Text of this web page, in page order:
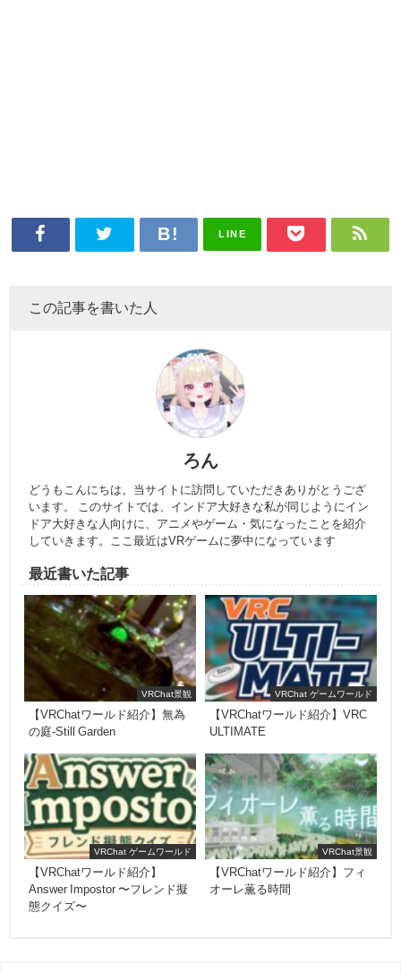
LINE
この記事を書いた人
ろん
どうもこんにちは。当サイトに訪問していただきありがとうござ
います。 このサイトでは、インドア大好きな私が同じようにイン
ドア大好きな人向けに、アニメやゲーム・気になったことを紹介
していきます。ここ最近はVRゲームに夢中になっています
最近書いた記事
VRChat景観
【VRChatワールド紹介】無為
の庭-Still Garden
VRChat ゲームワールド
【VRChatワールド紹介】VRC
ULTIMATE
VRChat ゲームワールド
【VRChatワールド紹介】
Answer Impostor 〜フレンド擬
態クイズ〜
VRChat景観
【VRChatワールド紹介】フィ
オーレ薫る時間